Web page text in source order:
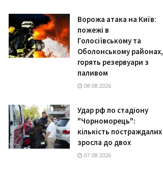
Ворожа атака на Київ:
пожежі в
Голосіївському та
Оболонському районах,
горять резервуари з
паливом
08.08.2026
Удар рф по стадіону
"Чорноморець":
кількість постраждалих
зросла до двох
07.08.2026